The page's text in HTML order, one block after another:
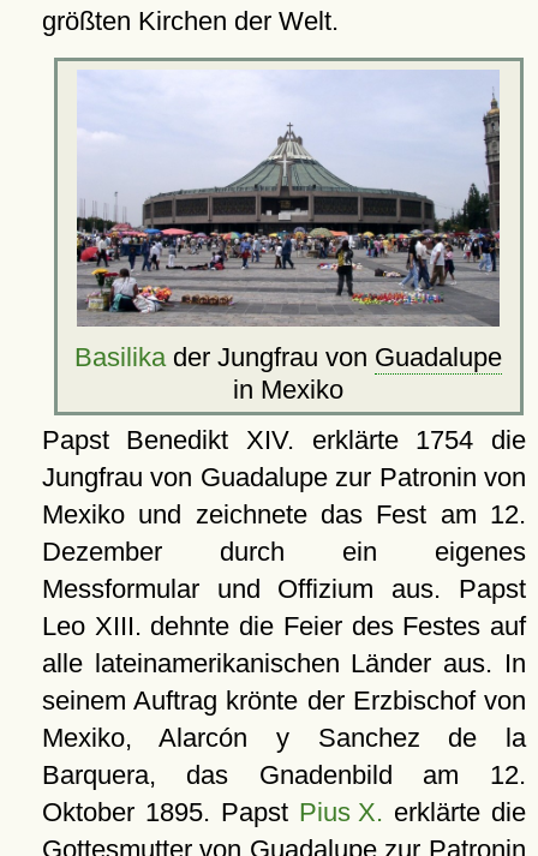
größten Kirchen der Welt.
Basilika der Jungfrau von Guadalupe
in Mexiko
Papst Benedikt XIV. erklärte 1754 die
Jungfrau von Guadalupe zur Patronin von
Mexiko und zeichnete das Fest am 12.
Dezember durch ein eigenes
Messformular und Offizium aus. Papst
Leo XIII. dehnte die Feier des Festes auf
alle lateinamerikanischen Länder aus. In
seinem Auftrag krönte der Erzbischof von
Mexiko, Alarcón y Sanchez de la
Barquera, das Gnadenbild am 12.
Oktober 1895. Papst Pius X. erklärte die
Gottesmutter von Guadalupe zur Patronin